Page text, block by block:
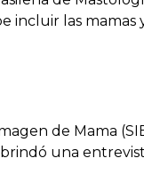
las mamas
de Mama
una